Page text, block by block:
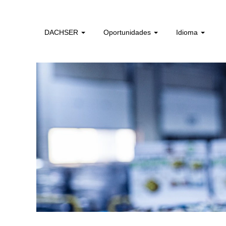
DACHSER Oportunidades Idioma